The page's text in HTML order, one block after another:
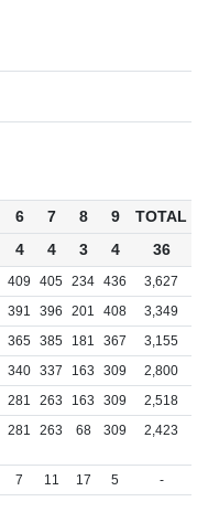
6 7 8 9
TOTAL
4 4 3 4 36
409 405 234 436
3,627
391 396 201 408
3,349
365 385 181 367
3,155
340 337 163 309
2,800
281 263 163 309
2,518
281 263 68 309 2,423
7 11 17 5 -